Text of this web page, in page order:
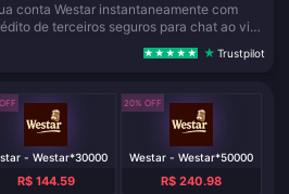
conta Westar instantaneamente com
de terceiros seguros para chat ao vivo
social.
Trustpilot
- Westar*30000
R$ 144.59
20% OFF
Westar - Westar*50000
R$ 240.98